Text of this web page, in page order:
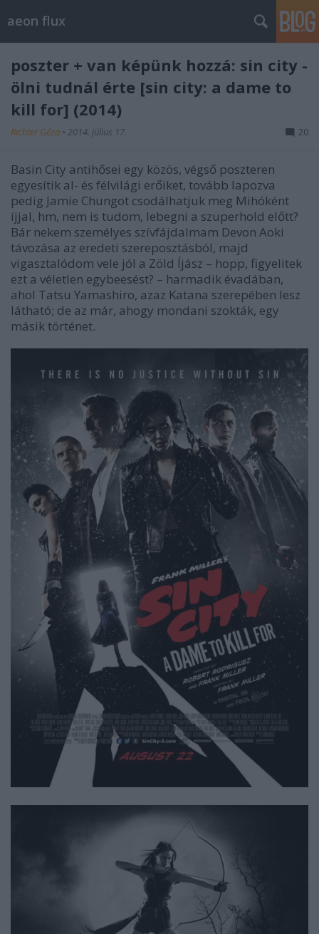
aeon flux
poszter + van képünk hozzá: sin city -
ölni tudnál érte [sin city: a dame to
kill for] (2014)
Richter Géza • 2014. július 17. 20
Basin City antihősei egy közös, végső poszteren
egyesítik al- és félvilági erőiket, tovább lapozva
pedig Jamie Chungot csodálhatjuk meg Mihóként
íjjal, hm, nem is tudom, lebegni a szuperhold előtt?
Bár nekem személyes szívfájdalmam Devon Aoki
távozása az eredeti szereposztásból, majd
vigasztalódom vele jól a Zöld Íjász – hopp, figyelitek
ezt a véletlen egybeesést? – harmadik évadában,
ahol Tatsu Yamashiro, azaz Katana szerepében lesz
látható; de az már, ahogy mondani szokták, egy
másik történet.